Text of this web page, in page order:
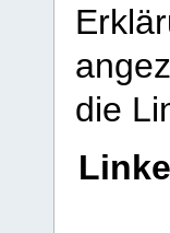
die